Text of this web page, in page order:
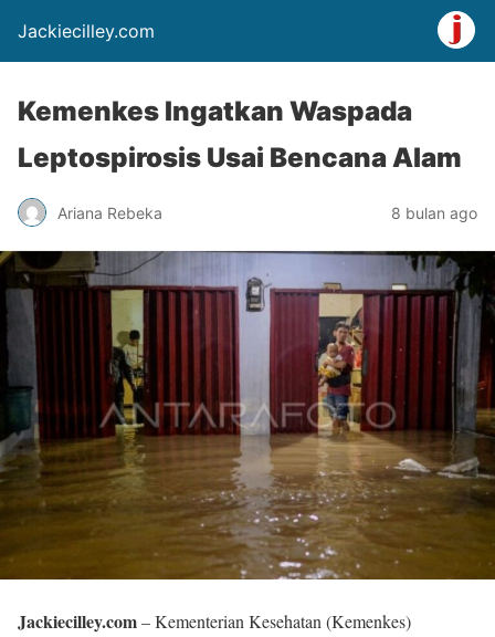
Jackiecilley.com
Kemenkes Ingatkan Waspada
Leptospirosis Usai Bencana Alam
Ariana Rebeka 8 bulan ago
Jackiecilley.com– Kementerian Kesehatan (Kemenkes)